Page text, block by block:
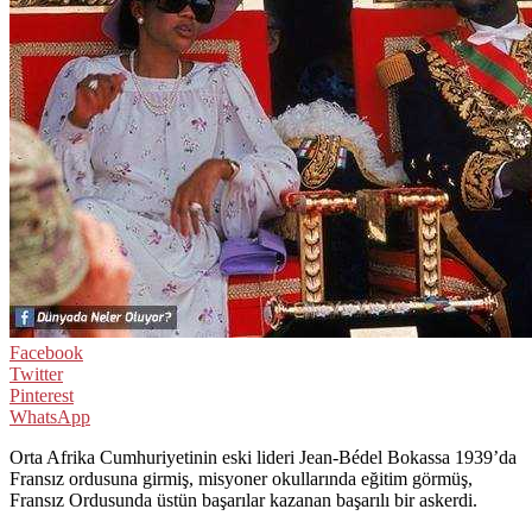
Facebook
Twitter
Pinterest
WhatsApp
Orta Afrika Cumhuriyetinin eski lideri Jean-Bédel Bokassa 1939’da
Fransız ordusuna girmiş, misyoner okullarında eğitim görmüş,
Fransız Ordusunda üstün başarılar kazanan başarılı bir askerdi.